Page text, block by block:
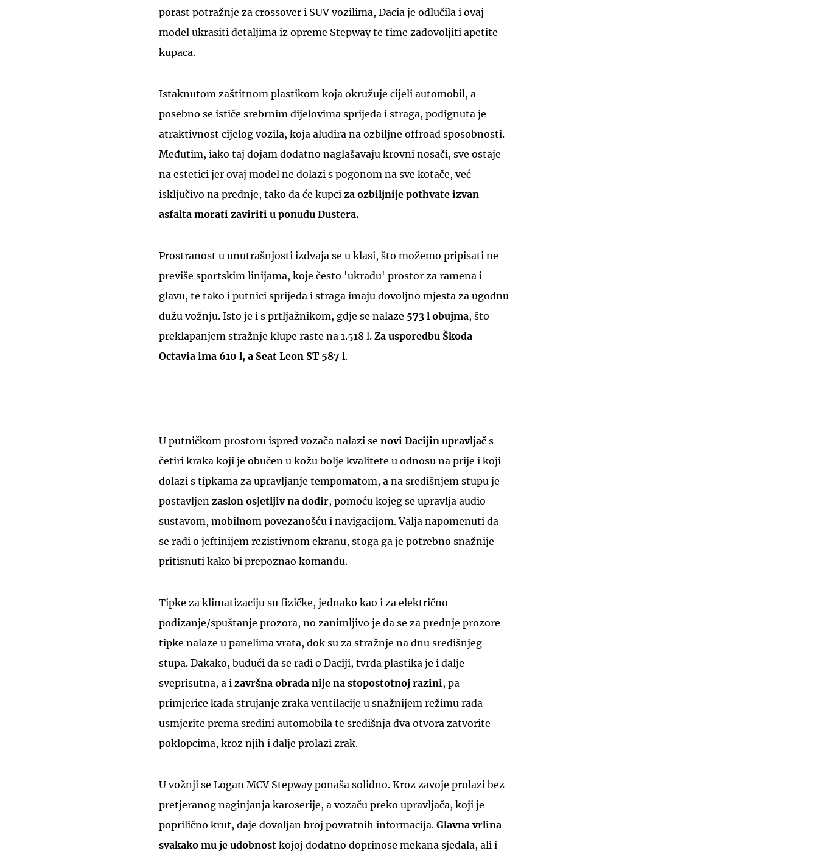
porast potražnje za crossover i SUV vozilima, Dacia je odlučila i ovaj
model ukrasiti detaljima iz opreme Stepway te time zadovoljiti apetite
kupaca.
Istaknutom zaštitnom plastikom koja okružuje cijeli automobil, a
posebno se ističe srebrnim dijelovima sprijeda i straga, podignuta je
atraktivnost cijelog vozila, koja aludira na ozbiljne offroad sposobnosti.
Međutim, iako taj dojam dodatno naglašavaju krovni nosači, sve ostaje
na estetici jer ovaj model ne dolazi s pogonom na sve kotače, već
isključivo na prednje, tako da će kupci za ozbiljnije pothvate izvan
asfalta morati zaviriti u ponudu Dustera.
Prostranost u unutrašnjosti izdvaja se u klasi, što možemo pripisati ne
previše sportskim linijama, koje često 'ukradu' prostor za ramena i
glavu, te tako i putnici sprijeda i straga imaju dovoljno mjesta za ugodnu
dužu vožnju. Isto je i s prtljažnikom, gdje se nalaze 573 l obujma, što
preklapanjem stražnje klupe raste na 1.518 l. Za usporedbu Škoda
Octavia ima 610 l, a Seat Leon ST 587 l.
U putničkom prostoru ispred vozača nalazi se novi Dacijin upravljač s
četiri kraka koji je obučen u kožu bolje kvalitete u odnosu na prije i koji
dolazi s tipkama za upravljanje tempomatom, a na središnjem stupu je
postavljen zaslon osjetljiv na dodir, pomoću kojeg se upravlja audio
sustavom, mobilnom povezanošću i navigacijom. Valja napomenuti da
se radi o jeftinijem rezistivnom ekranu, stoga ga je potrebno snažnije
pritisnuti kako bi prepoznao komandu.
Tipke za klimatizaciju su fizičke, jednako kao i za električno
podizanje/spuštanje prozora, no zanimljivo je da se za prednje prozore
tipke nalaze u panelima vrata, dok su za stražnje na dnu središnjeg
stupa. Dakako, budući da se radi o Daciji, tvrda plastika je i dalje
sveprisutna, a i završna obrada nije na stopostotnoj razini, pa
primjerice kada strujanje zraka ventilacije u snažnijem režimu rada
usmjerite prema sredini automobila te središnja dva otvora zatvorite
poklopcima, kroz njih i dalje prolazi zrak.
U vožnji se Logan MCV Stepway ponaša solidno. Kroz zavoje prolazi bez
pretjeranog naginjanja karoserije, a vozaču preko upravljača, koji je
poprilično krut, daje dovoljan broj povratnih informacija. Glavna vrlina
svakako mu je udobnost kojoj dodatno doprinose mekana sjedala, ali i
UKLJUČITE NOTIFIKACIJE